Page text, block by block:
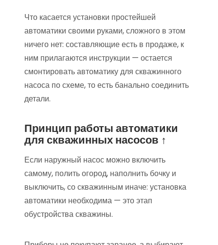
Что касается установки простейшей
автоматики своими руками, сложного в этом
ничего нет: составляющие есть в продаже, к
ним прилагаются инструкции — остается
смонтировать автоматику для скважинного
насоса по схеме, то есть банально соединить
детали.
Принцип работы автоматики
для скважинных насосов ↑
Если наружный насос можно включить
самому, полить огород, наполнить бочку и
выключить, со скважинным иначе: установка
автоматики необходима — это этап
обустройства скважины.